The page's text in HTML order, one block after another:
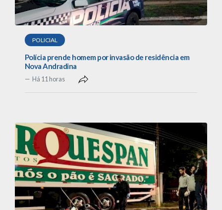
POLICIAL
Polícia prende homem por invasão de residência em
Nova Andradina
Há 11 horas